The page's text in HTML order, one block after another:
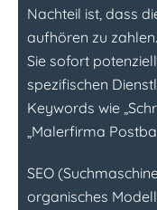
Nachteil ist, dass
aufhören zu
Sie sofort
spezifischen
Keywords wie
„Malerfirma
SEO
organisches